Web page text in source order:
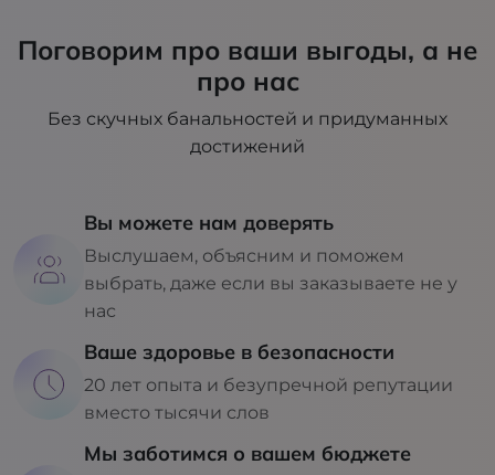
Поговорим про ваши выгоды, а не
про нас
Без скучных банальностей и придуманных
достижений
Вы можете нам доверять
Выслушаем, объясним и поможем
выбрать, даже если вы заказываете не у
нас
Ваше здоровье в безопасности
20 лет опыта и безупречной репутации
вместо тысячи слов
Мы заботимся о вашем бюджете